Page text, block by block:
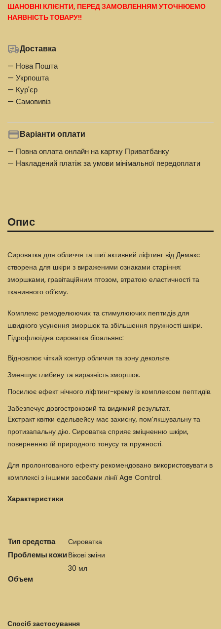
ШАНОВНІ КЛІЄНТИ, ПЕРЕД ЗАМОВЛЕННЯМ УТОЧНЮЕМО
НАЯВНІСТЬ ТОВАРУ!!
Доставка
— Нова Пошта
— Укрпошта
— Кур'єр
— Самовивіз
Варіанти оплати
— Повна оплата онлайн на картку Приватбанку
— Накладений платіж за умови мінімальної передоплати
Опис
Сироватка для обличчя та шиї активний ліфтинг від Демакс
створена для шкіри з вираженими ознаками старіння:
зморшками, гравітаційним птозом, втратою еластичності та
тканинного об’єму.
Комплекс ремоделюючих та стимулюючих пептидів для
швидкого усунення зморшок та збільшення пружності шкіри.
Гідрофлюїдна сироватка біоальянс:
Відновлює чіткий контур обличчя та зону декольте.
Зменшує глибину та виразність зморшок.
Посилює ефект нічного ліфтинг-крему із комплексом пептидів.
Забезпечує довгостроковий та видимий результат.
Екстракт квітки едельвейсу має захисну, пом’якшувальну та
протизапальну дію. Сироватка сприяє зміцненню шкіри,
поверненню їй природного тонусу та пружності.
Для пролонгованого ефекту рекомендовано використовувати в
комплексі з іншими засобами лінії Age Control.
Характеристики
Тип средства Сироватка
Проблемы кожиВікові зміни
Объем
30 мл
Спосіб застосування